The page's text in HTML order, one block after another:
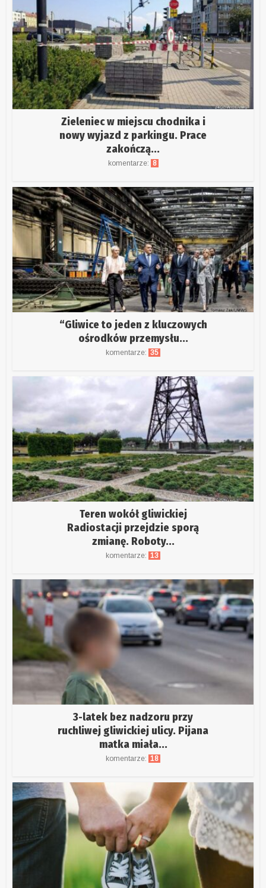
Zieleniec w miejscu chodnika i
nowy wyjazd z parkingu. Prace
zakończą...
komentarze: 8
“Gliwice to jeden z kluczowych
ośrodków przemysłu...
komentarze: 35
Teren wokół gliwickiej
Radiostacji przejdzie sporą
zmianę. Roboty...
komentarze: 13
3-latek bez nadzoru przy
ruchliwej gliwickiej ulicy. Pijana
matka miała...
komentarze: 18